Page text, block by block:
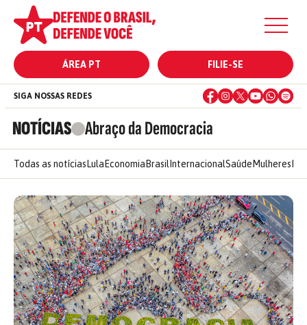
ÁREA PT FILIE-SE
NOTÍCIAS Abraço da Democracia
SIGA NOSSAS REDES
Todas as notícias Lula Economia Brasil InternacionalSaúde Mulheres